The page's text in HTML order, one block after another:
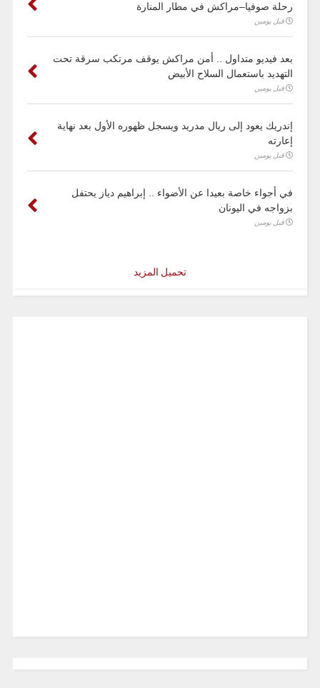
رحلة صوفيا–مراكش في مطار المنارة
قبل يومين
بعد فيديو متداول .. أمن مراكش يوقف مرتكب سرقة تحت
التهديد باستعمال السلاح الأبيض
قبل يومين
إندريك يعود إلى ريال مدريد ويسجل ظهوره الأول بعد نهاية
إعارته
قبل يومين
في أجواء خاصة بعيدا عن الأضواء .. إبراهيم دياز يحتفل
بزواجه في اليونان
قبل يومين
تحميل المزيد